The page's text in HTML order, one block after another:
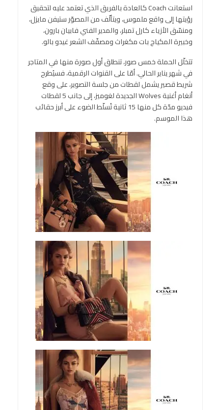
استعانت Coach كالعادة بالفريق الذي تعتمد عليه لتحقيق
رؤيتها إلى واقع ملموس، ويتألّف من المصوّر ستيفن مايزل،
ومنسّق الأزياء كارل تمبلر، والمدير الفني فابيان بارون،
وخبيرة المكياج بات مكغراث ومصفّف الشعر غيدو بالو.
تتخلّل الحملة خمس صور، تنطلق أول صورة منها في المتاجر
في شهر يناير الحالي. أمّا على القنوات الرقمية، فسيُطرح
شريط قصير يشمل لقطات من جلسة التصوير، على وقع
أنغام أغنية Wolves الجديدة لغوميز، إلى جانب 5 لقطات
فيديو مدّة كل منها 15 ثانية تُسلّط الضوء على أبرز حقائب
هذا الموسم.